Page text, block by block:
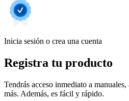
Inicia sesión o crea una cuenta
Registra tu producto
Tendrás acceso inmediato a
más. Además, es fácil y rápido.